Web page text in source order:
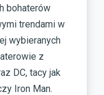
bohaterów
trendami w
wybieranych
z
DC, tacy jak
Iron Man.